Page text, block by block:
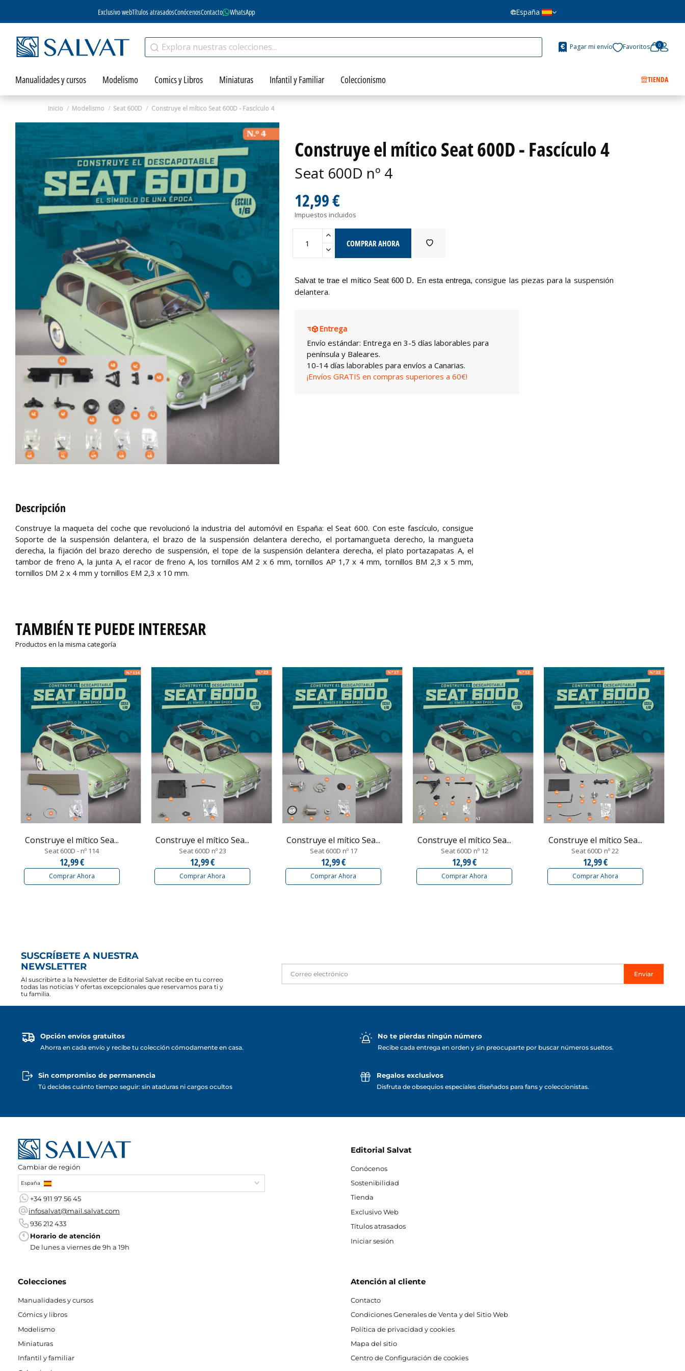
Exclusivo webTítulos atrasadosConócenosContacto WhatsApp España
Pagar mi envío Favoritos 0
Manualidades y cursos Modelismo Comics y Libros Miniaturas Infantil y Familiar Coleccionismo TIENDA
Inicio Modelismo Seat 600D Construye el mítico Seat 600D - Fascículo 4
Construye el mítico Seat 600D - Fascículo 4
Seat 600D nº 4
12,99 €
Impuestos incluidos
COMPRAR AHORA
Salvat te trae el mítico Seat 600 D. En esta entrega,consigue las piezas para la suspensión
delantera.
Entrega
Envío estándar: Entrega en 3-5 días laborables para
península y Baleares.
10-14 días laborables para envíos a Canarias.
¡Envíos GRATIS en compras superiores a 60€!
Descripción
Construye la maqueta del coche que revolucionó la industria del automóvil en España: el Seat 600. Con este fascículo, consigue
Soporte de la suspensión delantera, el brazo de la suspensión delantera derecho, el portamangueta derecho, la mangueta
derecha, la fijación del brazo derecho de suspensión, el tope de la suspensión delantera derecha, el plato portazapatas A, el
tambor de freno A, la junta A, el racor de freno A, los tornillos AM 2 x 6 mm, tornillos AP 1,7 x 4 mm, tornillos BM 2,3 x 5 mm,
tornillos DM 2 x 4 mm y tornillos EM 2,3 x 10 mm.
TAMBIÉN TE PUEDE INTERESAR
Productos en la misma categoría
Construye el mítico Sea...
Seat 600D - nº 114
12,99 €
Comprar Ahora
Construye el mítico Sea...
Seat 600D nº 23
12,99 €
Comprar Ahora
Construye el mítico Sea...
Seat 600D nº 17
12,99 €
Comprar Ahora
Construye el mítico Sea...
Seat 600D nº 12
12,99 €
Comprar Ahora
Construye el mítico Sea...
Seat 600D nº 22
12,99 €
Comprar Ahora
SUSCRÍBETE A NUESTRA
NEWSLETTER
Al suscribirte a la Newsletter de Editorial Salvat recibe en tu correo
todas las noticias Y ofertas excepcionales que reservamos para ti y
tu familia.
Enviar
Opción envíos gratuitos
Ahorra en cada envío y recibe tu colección cómodamente en casa.
No te pierdas ningún número
Recibe cada entrega en orden y sin preocuparte por buscar números sueltos.
Sin compromiso de permanencia
Tú decides cuánto tiempo seguir: sin ataduras ni cargos ocultos
Regalos exclusivos
Disfruta de obsequios especiales diseñados para fans y coleccionistas.
Cambiar de región
España
+34 911 97 56 45
infosalvat@mail.salvat.com
936 212 433
Horario de atención
De lunes a viernes de 9h a 19h
Editorial Salvat
Conócenos
Sostenibilidad
Tienda
Exclusivo Web
Títulos atrasados
Iniciar sesión
Colecciones
Manualidades y cursos
Cómics y libros
Modelismo
Miniaturas
Infantil y familiar
Atención al cliente
Contacto
Condiciones Generales de Venta y del Sitio Web
Política de privacidad y cookies
Mapa del sitio
Centro de Configuración de cookies